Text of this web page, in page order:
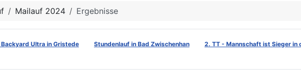
Mailauf 2024 Ergebnisse
Backyard Ultra in Gristede Stundenlauf in Bad Zwischenhan 2. TT - Mannschaft ist Sieger in